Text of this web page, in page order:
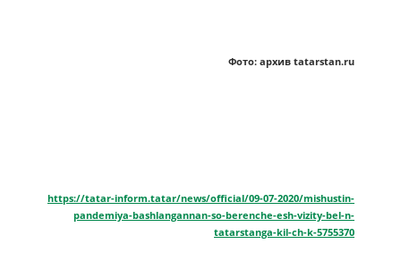
Фото: архив tatarstan.ru
https://tatar-inform.tatar/news/official/09-07-2020/mishustin-
pandemiya-bashlangannan-so-berenche-esh-vizity-bel-n-
tatarstanga-kil-ch-k-5755370